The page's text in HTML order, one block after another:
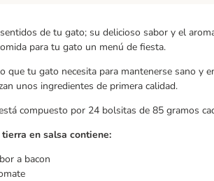
de tu gato; su delicioso sabor y el
para tu gato un menú de fiesta.
que tu gato necesita para mantenerse sano y
unos ingredientes de primera calidad.
compuesto por 24 bolsitas de 85 gramos
en salsa contiene:
a bacon